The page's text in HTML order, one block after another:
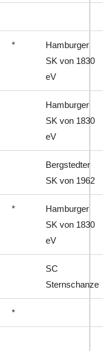
*
Hamburger
SK von 1830
eV
Hamburger
SK von 1830
eV
Bergstedter
SK von 1962
*
Hamburger
SK von 1830
eV
SC
Sternschanze
*